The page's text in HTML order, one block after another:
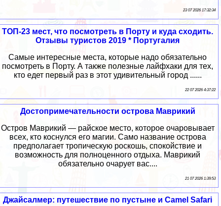
23 07 2026 17:32:34
ТОП-23 мест, что посмотреть в Порту и куда сходить.
Отзывы туристов 2019 * Португалия
Самые интересные места, которые надо обязательно
посмотреть в Порту. А также полезные лайфхаки для тех,
кто едет первый раз в этот удивительный город ......
22 07 2026 4:37:22
Достопримечательности острова Маврикий
Остров Маврикий — райское место, которое очаровывает
всех, кто коснулся его магии. Само название острова
предполагает тропическую роскошь, спокойствие и
возможность для полноценного отдыха. Маврикий
обязательно очарует вас....
21 07 2026 1:39:53
Джайсалмер: путешествие по пустыне и Camel Safari